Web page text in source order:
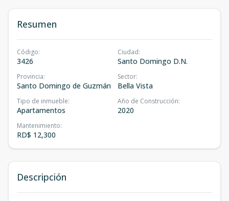
Resumen
Código:
3426
Ciudad:
Santo Domingo D.N.
Provincia:
Santo Domingo de Guzmán
Sector:
Bella Vista
Tipo de inmueble:
Apartamentos
Año de Construcción:
2020
Mantenimiento:
RD$ 12,300
Descripción